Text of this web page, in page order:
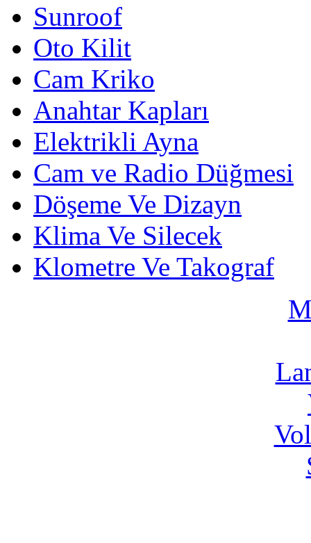
Sunroof
Oto Kilit
Cam Kriko
Anahtar Kapları
Elektrikli Ayna
Cam ve Radio Düğmesi
Döşeme Ve Dizayn
Klima Ve Silecek
Klometre Ve Takograf